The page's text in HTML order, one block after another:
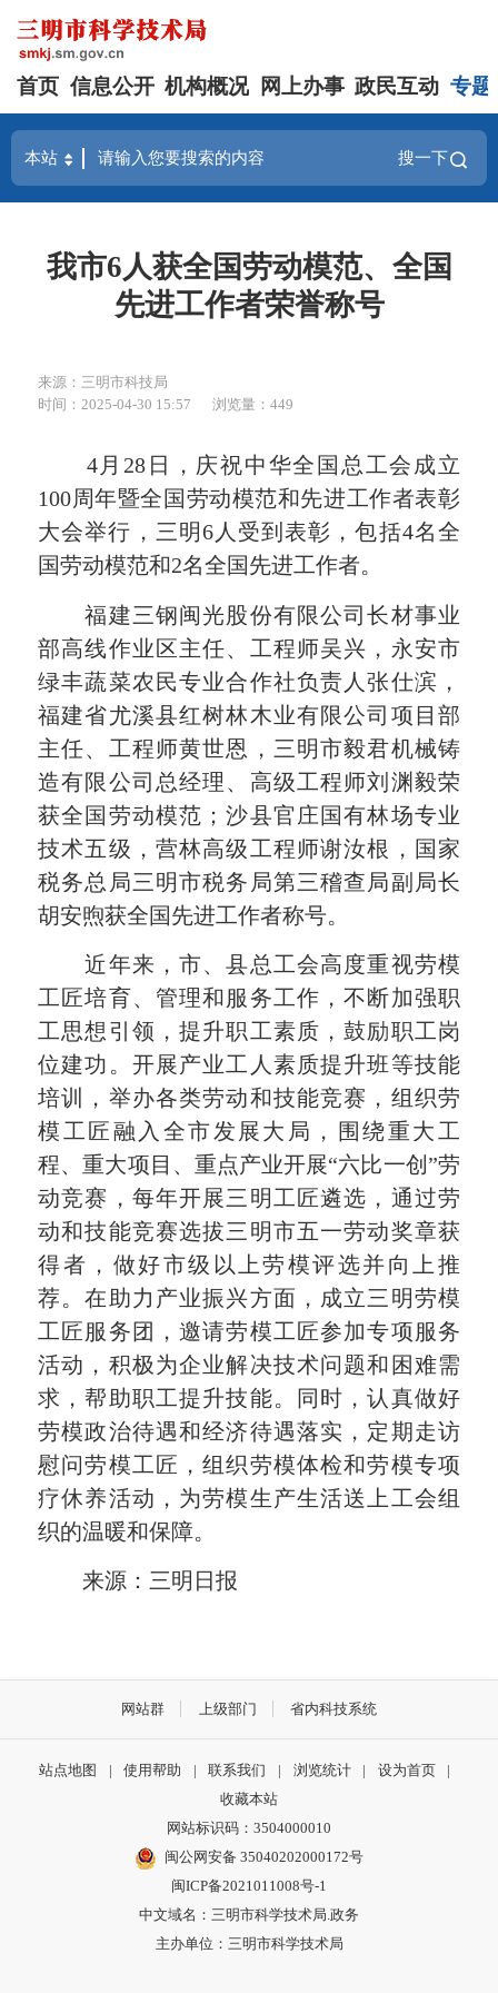
首页 信息公开 机构概况 网上办事 政民互动 专题
搜一下
我市6人获全国劳动模范、全国
先进工作者荣誉称号
来源：三明市科技局
时间：2025-04-30 15:57
浏览量：449
4月28日，庆祝中华全国总工会成立
100周年暨全国劳动模范和先进工作者表彰
大会举行，三明6人受到表彰，包括4名全
国劳动模范和2名全国先进工作者。
福建三钢闽光股份有限公司长材事业
部高线作业区主任、工程师吴兴，永安市
绿丰蔬菜农民专业合作社负责人张仕滨，
福建省尤溪县红树林木业有限公司项目部
主任、工程师黄世恩，三明市毅君机械铸
造有限公司总经理、高级工程师刘渊毅荣
获全国劳动模范；沙县官庄国有林场专业
技术五级，营林高级工程师谢汝根，国家
税务总局三明市税务局第三稽查局副局长
胡安煦获全国先进工作者称号。
近年来，市、县总工会高度重视劳模
工匠培育、管理和服务工作，不断加强职
工思想引领，提升职工素质，鼓励职工岗
位建功。开展产业工人素质提升班等技能
培训，举办各类劳动和技能竞赛，组织劳
模工匠融入全市发展大局，围绕重大工
程、重大项目、重点产业开展“六比一创”劳
动竞赛，每年开展三明工匠遴选，通过劳
动和技能竞赛选拔三明市五一劳动奖章获
得者，做好市级以上劳模评选并向上推
荐。在助力产业振兴方面，成立三明劳模
工匠服务团，邀请劳模工匠参加专项服务
活动，积极为企业解决技术问题和困难需
求，帮助职工提升技能。同时，认真做好
劳模政治待遇和经济待遇落实，定期走访
慰问劳模工匠，组织劳模体检和劳模专项
疗休养活动，为劳模生产生活送上工会组
织的温暖和保障。
来源：三明日报
网站群 上级部门 省内科技系统
站点地图 | 使用帮助 | 联系我们 | 浏览统计 | 设为首页
|
收藏本站
网站标识码：3504000010
闽公网安备 35040202000172号
闽ICP备2021011008号-1
中文域名：三明市科学技术局.政务
主办单位：三明市科学技术局